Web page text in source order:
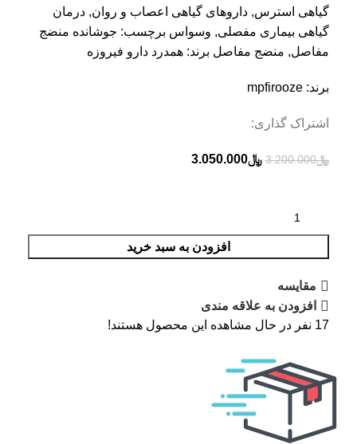
گیاهی استرس, داروهای گیاهی اعصاب و روان, درمان
گیاهی بیماری مفصلی, وسواس برچسب: جوشانده منضج
مفاصل, منضج مفاصل برند: همدرد دارو فیروزه
برند: mpfirooze
اشتراک گذاری:
﷼3.200.000 ﷼3.050.000
افزودن به سبد خرید
مقایسه
افزودن به علاقه مندی
17 نفر در حال مشاهده این محصول هستند!